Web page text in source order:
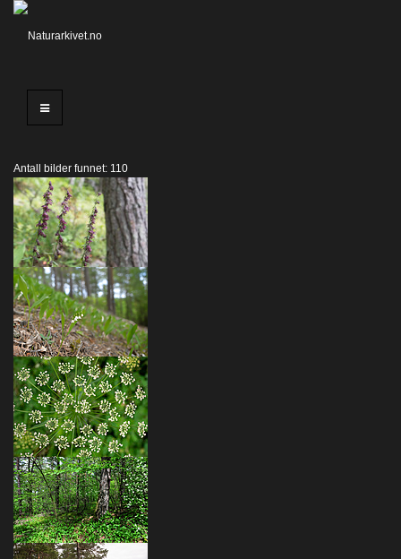
Antall bilder funnet: 110